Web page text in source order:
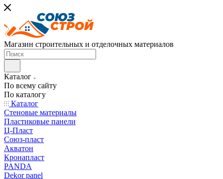
Магазин строительных и отделочных материалов
Каталог
По всему сайту
По каталогу
Каталог
Стеновые материалы
Пластиковые панели
Ц-Пласт
Союз-пласт
Акватон
Кронапласт
PANDA
Dekor panel